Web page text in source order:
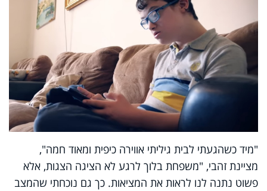
"מיד כשהגעתי לבית גיליתי אווירה כיפית ומאוד חמה",
מציינת זהבי, "משפחת בלוך לרגע לא הציגה הצגות, אלא
פשוט נתנה לנו לראות את המציאות. כך גם נוכחתי שהמצב